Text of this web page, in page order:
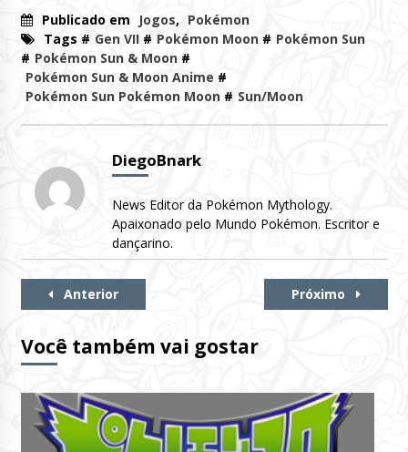
Publicado em Jogos, Pokémon
Tags # Gen VII# Pokémon Moon# Pokémon Sun
# Pokémon Sun & Moon#
Pokémon Sun & Moon Anime #
Pokémon Sun Pokémon Moon# Sun/Moon
DiegoBnark
News Editor da Pokémon Mythology.
Apaixonado pelo Mundo Pokémon. Escritor e
dançarino.
Continue
Anterior Próximo
Você também vai gostar